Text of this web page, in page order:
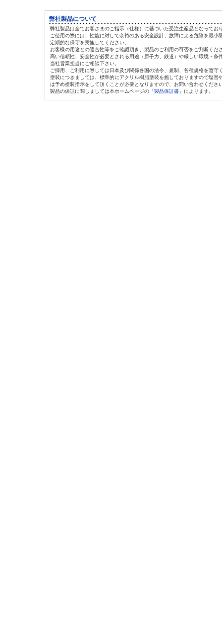
弊社製品について
弊社製品は全てお客さまのご指示（仕様）に基づいた受注生産品となってお
ご使用の際には、性能に対して余裕のある安全設計、故障による危険を最小
定期的な保守を実施してください。
お客様の用途との適合性等をご確認頂き、製品のご利用の可否をご判断くだ
高い信頼性、安全性が必要とされる用途（原子力、鉄道）や厳しい環境・条
当社営業担当にご相談下さい。
ご採用、ご利用に際しては日本及び関係各国の法令、規制、各種規格を遵守
塗装につきましては、標準的にアクリル樹脂塗装を施しておりますので塩害
は予め塗装指示をして頂くことが必要となりますので、お問い合わせくださ
製品の保証に関しましては本ホームページの 「製品保証書」 によります。